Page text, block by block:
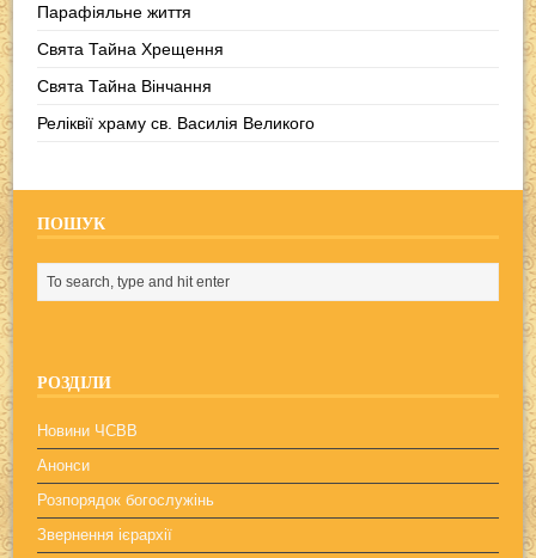
Парафіяльне життя
Свята Тайна Хрещення
Свята Тайна Вінчання
Реліквії храму св. Василія Великого
ПОШУК
РОЗДІЛИ
Новини ЧСВВ
Анонси
Розпорядок богослужінь
Звернення ієрархії